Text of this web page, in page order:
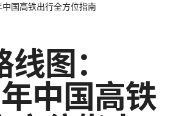
国高铁出行全方位指南
图：
中国高铁